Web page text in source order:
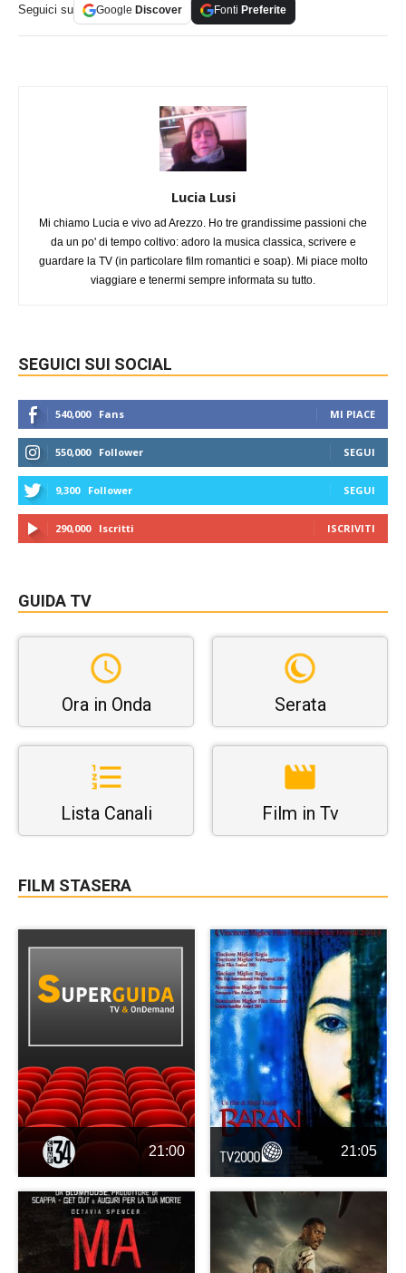
Seguici su Google Discover Fonti Preferite
Lucia Lusi
Mi chiamo Lucia e vivo ad Arezzo. Ho tre grandissime passioni che
da un po' di tempo coltivo: adoro la musica classica, scrivere e
guardare la TV (in particolare film romantici e soap). Mi piace molto
viaggiare e tenermi sempre informata su tutto.
SEGUICI SUI SOCIAL
540,000 Fans MI PIACE
550,000 Follower SEGUI
9,300 Follower SEGUI
290,000 Iscritti ISCRIVITI
GUIDA TV
Ora in Onda Serata
Lista Canali Film in Tv
FILM STASERA
21:00 21:05